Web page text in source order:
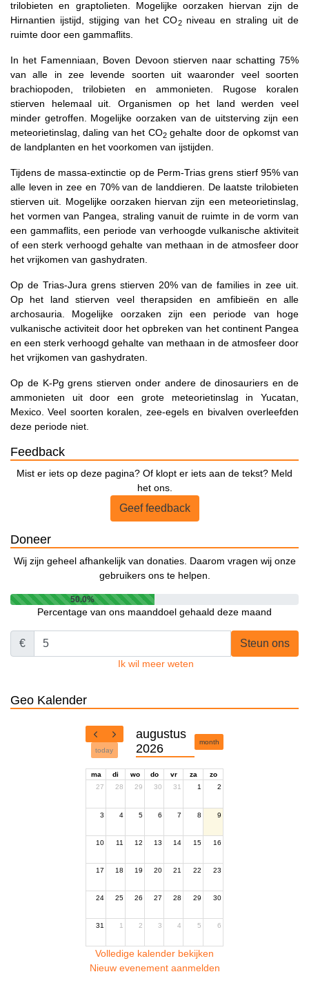
trilobieten en graptolieten. Mogelijke oorzaken hiervan zijn de
Hirnantien ijstijd, stijging van het CO2niveau en straling uit de
ruimte door een gammaflits.
In het Famenniaan, Boven Devoon stierven naar schatting 75%
van alle in zee levende soorten uit waaronder veel soorten
brachiopoden, trilobieten en ammonieten. Rugose koralen
stierven helemaal uit. Organismen op het land werden veel
minder getroffen. Mogelijke oorzaken van de uitsterving zijn een
meteorietinslag, daling van het CO2gehalte door de opkomst van
de landplanten en het voorkomen van ijstijden.
Tijdens de massa-extinctie op de Perm-Trias grens stierf 95% van
alle leven in zee en 70% van de landdieren. De laatste trilobieten
stierven uit. Mogelijke oorzaken hiervan zijn een meteorietinslag,
het vormen van Pangea, straling vanuit de ruimte in de vorm van
een gammaflits, een periode van verhoogde vulkanische aktiviteit
of een sterk verhoogd gehalte van methaan in de atmosfeer door
het vrijkomen van gashydraten.
Op de Trias-Jura grens stierven 20% van de families in zee uit.
Op het land stierven veel therapsiden en amfibieën en alle
archosauria. Mogelijke oorzaken zijn een periode van hoge
vulkanische activiteit door het opbreken van het continent Pangea
en een sterk verhoogd gehalte van methaan in de atmosfeer door
het vrijkomen van gashydraten.
Op de K-Pg grens stierven onder andere de dinosauriers en de
ammonieten uit door een grote meteorietinslag in Yucatan,
Mexico. Veel soorten koralen, zee-egels en bivalven overleefden
deze periode niet.
Feedback
Mist er iets op deze pagina? Of klopt er iets aan de tekst? Meld
het ons.
Geef feedback
Doneer
Wij zijn geheel afhankelijk van donaties. Daarom vragen wij onze
gebruikers ons te helpen.
50.0%
Percentage van ons maanddoel gehaald deze maand
€ Steun ons
Ik wil meer weten
Geo Kalender
today
augustus
2026
month
ma di wo do vr za
zo
27
28 29 30 31 1 2
3 4 5 6 7 8 9
10 11 12 13 14 15 16
17 18 19 20 21 22 23
24 25 26 27 28 29 30
31 1 2 3 4 5 6
Volledige kalender bekijken
Nieuw evenement aanmelden